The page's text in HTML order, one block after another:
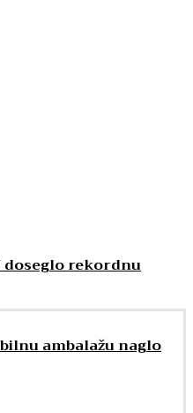
rekordnu
ambalažu naglo